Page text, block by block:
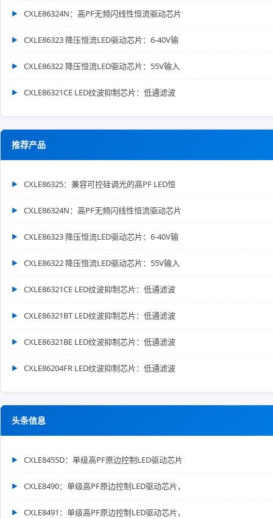
CXLE86324N：高PF无频闪线性恒流驱动芯片
CXLE86323 降压恒流LED驱动芯片：6-40V输
CXLE86322 降压恒流LED驱动芯片：55V输入
CXLE86321CE LED纹波抑制芯片：低通滤波
推荐产品
CXLE86325：兼容可控硅调光的高PF LED恒
CXLE86324N：高PF无频闪线性恒流驱动芯片
CXLE86323 降压恒流LED驱动芯片：6-40V输
CXLE86322 降压恒流LED驱动芯片：55V输入
CXLE86321CE LED纹波抑制芯片：低通滤波
CXLE86321BT LED纹波抑制芯片：低通滤波
CXLE86321BE LED纹波抑制芯片：低通滤波
CXLE86204FR LED纹波抑制芯片：低通滤波
头条信息
CXLE8455D：单级高PF原边控制LED驱动芯片
CXLE8490：单级高PF原边控制LED驱动芯片，
CXLE8491：单级高PF原边控制LED驱动芯片，